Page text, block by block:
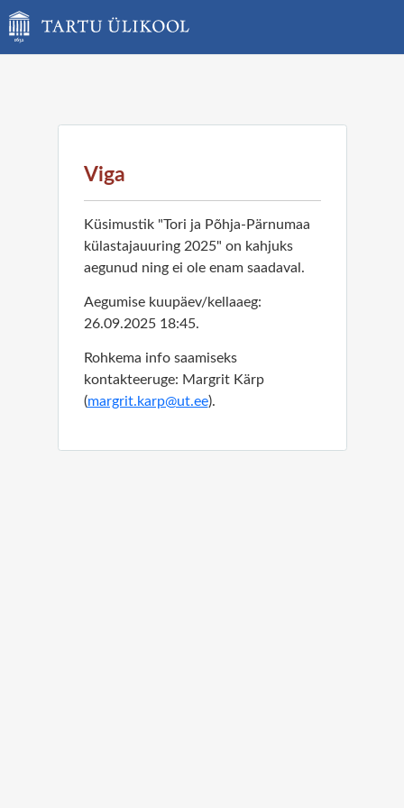
Viga
Küsimustik "Tori ja Põhja-Pärnumaa
külastajauuring 2025" on kahjuks
aegunud ning ei ole enam saadaval.
Aegumise kuupäev/kellaaeg:
26.09.2025 18:45.
Rohkema info saamiseks
kontakteeruge: Margrit Kärp
(margrit.karp@ut.ee).